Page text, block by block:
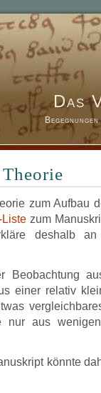
Das
zum Aufbau
Liste zum
deshalb
Beobachtung
einer relativ
nur aus
könnte